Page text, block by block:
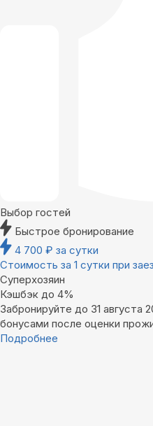
Выбор гостей
Быстрое бронирование
4 700 ₽ за сутки
Стоимость за 1 сутки при
Суперхозяин
Кэшбэк до 4%
Забронируйте до 31 августа
бонусами после оценки
Подробнее